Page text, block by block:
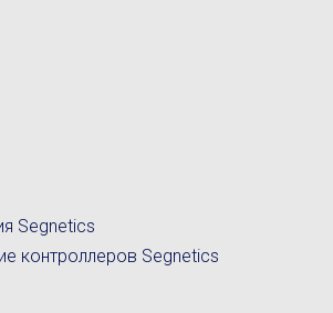
Segnetics
контроллеров Segnetics